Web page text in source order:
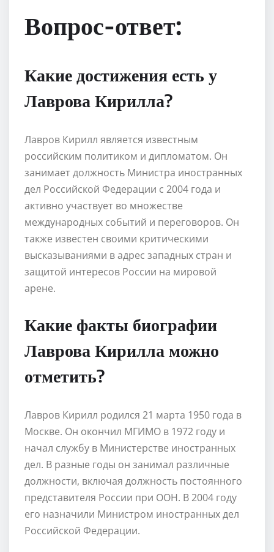
Вопрос-ответ:
Какие достижения есть у
Лаврова Кирилла?
Лавров Кирилл является известным
российским политиком и дипломатом. Он
занимает должность Министра иностранных
дел Российской Федерации с 2004 года и
активно участвует во множестве
международных событий и переговоров. Он
также известен своими критическими
высказываниями в адрес западных стран и
защитой интересов России на мировой
арене.
Какие факты биографии
Лаврова Кирилла можно
отметить?
Лавров Кирилл родился 21 марта 1950 года в
Москве. Он окончил МГИМО в 1972 году и
начал службу в Министерстве иностранных
дел. В разные годы он занимал различные
должности, включая должность постоянного
представителя России при ООН. В 2004 году
его назначили Министром иностранных дел
Российской Федерации.